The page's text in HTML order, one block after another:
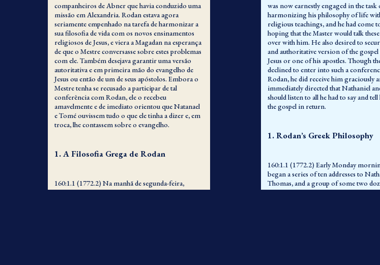
companheiros de Abner que havia conduzido uma
missão em Alexandria. Rodan estava agora
seriamente empenhado na tarefa de harmonizar a
sua filosofia de vida com os novos ensinamentos
religiosos de Jesus, e viera a Magadan na esperança
de que o Mestre conversasse sobre estes problemas
com ele. Também desejava garantir uma versão
autoritativa e em primeira mão do evangelho de
Jesus ou então de um de seus apóstolos. Embora o
Mestre tenha se recusado a participar de tal
conferência com Rodan, ele o recebeu
amavelmente e de imediato orientou que Natanael
e Tomé ouvissem tudo o que ele tinha a dizer e, em
troca, lhe contassem sobre o evangelho.
1. A Filosofia Grega de Rodan
160:1.1 (1772.2) Na manhã de segunda-feira,
Rodan começou uma série de dez palestras a
was now earnestly engaged in the task
harmonizing his philosophy of life with
religious teachings, and he had come
hoping that the Master would talk
over with him. He also desired to
and authoritative version of the
Jesus or one of his apostles. Though
declined to enter into such a
Rodan, he did receive him graciously
immediately directed that Nathaniel
should listen to all he had to say and
the gospel in return.
1. Rodan’s Greek Philosophy
160:1.1 (1772.2) Early Monday
began a series of ten addresses to
Thomas, and a group of some two
who chanced to be at Magadan. These